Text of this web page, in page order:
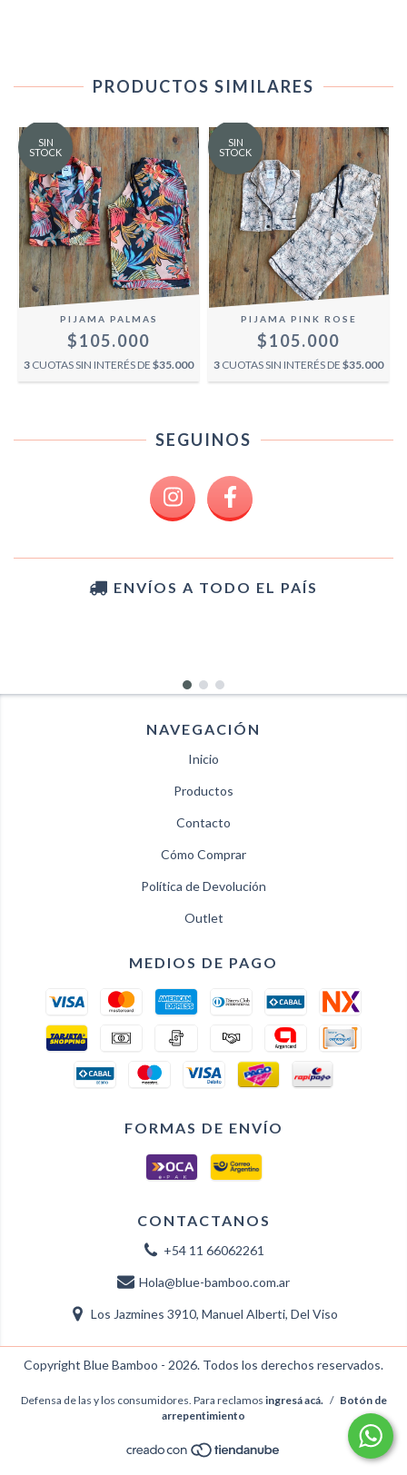
PRODUCTOS SIMILARES
SIN
STOCK
PIJAMA PALMAS
$105.000
3 CUOTAS SIN INTERÉS DE $35.000
SIN
STOCK
PIJAMA PINK ROSE
$105.000
3 CUOTAS SIN INTERÉS DE $35.000
SEGUINOS
ENVÍOS A TODO EL PAÍS
NAVEGACIÓN
Inicio
Productos
Contacto
Cómo Comprar
Política de Devolución
Outlet
MEDIOS DE PAGO
FORMAS DE ENVÍO
CONTACTANOS
+54 11 66062261
Hola@blue-bamboo.com.ar
Los Jazmines 3910, Manuel Alberti, Del Viso
Copyright Blue Bamboo - 2026. Todos los derechos reservados.
Defensa de las y los consumidores. Para reclamos ingresá acá. / Botón de
arrepentimiento